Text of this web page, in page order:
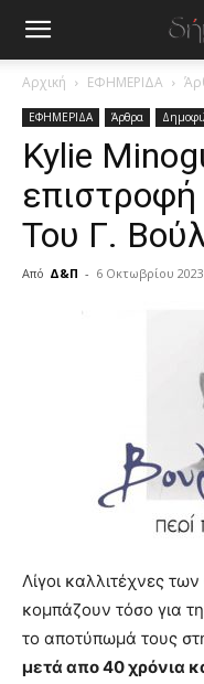
Αρχική ΕΦΗΜΕΡΙΔΑ
ΕΦΗΜΕΡΙΔΑ Άρθρα
Kylie
Του Γ.
Από Δ&Π - 6 Οκτωβρίου 2023
meaning
of
pain.
pornhun
Λίγοι καλλιτέχνες
κομπάζουν τόσο για
το αποτύπωμά τους
μετά απο 40 χρόνια